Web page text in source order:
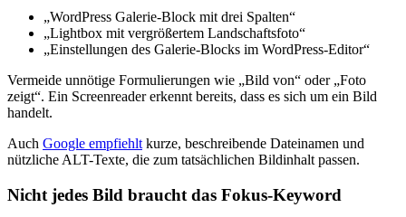
„WordPress Galerie-Block mit drei Spalten“
„Lightbox mit vergrößertem Landschaftsfoto“
„Einstellungen des Galerie-Blocks im WordPress-Editor“
Vermeide unnötige Formulierungen wie „Bild von“ oder „Foto
zeigt“. Ein Screenreader erkennt bereits, dass es sich um ein Bild
handelt.
Auch Google empfiehlt kurze, beschreibende Dateinamen und
nützliche ALT-Texte, die zum tatsächlichen Bildinhalt passen.
Nicht jedes Bild braucht das Fokus-Keyword